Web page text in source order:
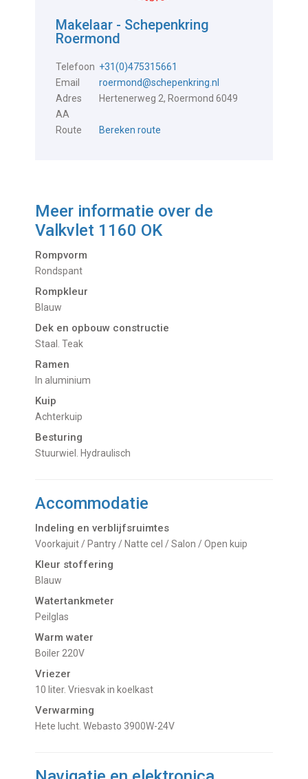
Makelaar - Schepenkring
Roermond
Telefoon +31(0)475315661
Email
roermond@schepenkring.nl
Adres
Hertenerweg 2, Roermond 6049
AA
Route
Bereken route
Meer informatie over de
Valkvlet 1160 OK
Rompvorm
Rondspant
Rompkleur
Blauw
Dek en opbouw constructie
Staal. Teak
Ramen
In aluminium
Kuip
Achterkuip
Besturing
Stuurwiel. Hydraulisch
Accommodatie
Indeling en verblijfsruimtes
Voorkajuit / Pantry / Natte cel / Salon / Open kuip
Kleur stoffering
Blauw
Watertankmeter
Peilglas
Warm water
Boiler 220V
Vriezer
10 liter. Vriesvak in koelkast
Verwarming
hete lucht. Webasto 3900W-24V